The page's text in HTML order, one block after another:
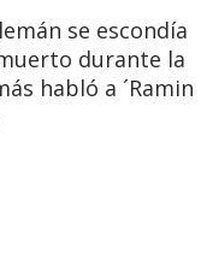
se escondía
durante la
habló a ´Ramin